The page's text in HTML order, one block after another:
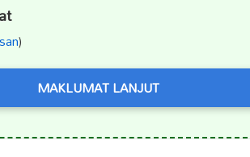
)
MAKLUMAT LANJUT